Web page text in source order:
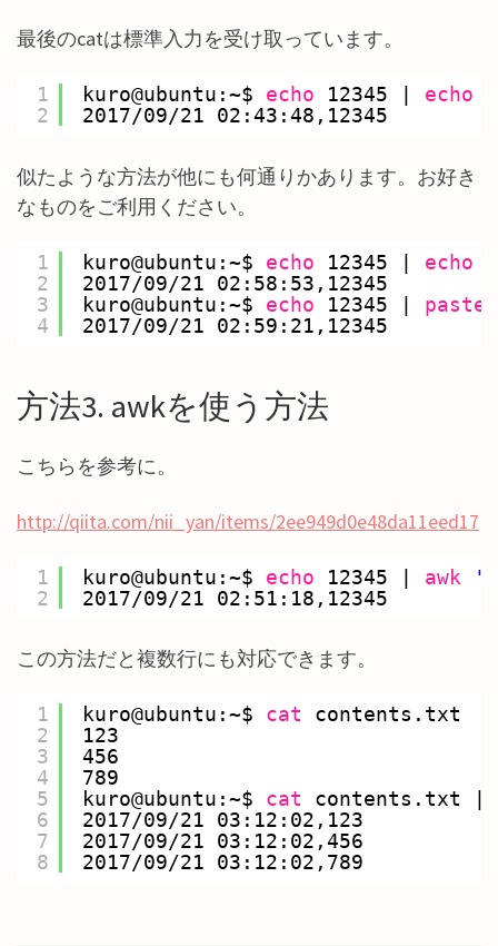
最後のcatは標準入力を受け取っています。
1
2
kuro@ubuntu:~$ echo 12345 | echo
2017/09/21 02:43:48,12345
似たような方法が他にも何通りかあります。お好き
なものをご利用ください。
1
2
3
4
kuro@ubuntu:~$ echo 12345 | echo
2017/09/21
02:58:53,12345
kuro@ubuntu:~$ echo 12345 | paste
2017/09/21 02:59:21,12345
方法3. awkを使う方法
こちらを参考に。
http://qiita.com/nii_yan/items/2ee949d0e48da11eed17
1
2
kuro@ubuntu:~$ echo 12345 | awk
'{
2017/09/21 02:51:18,12345
この方法だと複数行にも対応できます。
1
2
3
4
5
6
7
8
kuro@ubuntu:~$ cat
contents.txt
123
456
789
kuro@ubuntu:~$ cat
contents.txt |
2017/09/21
03:12:02,123
2017/09/21
03:12:02,456
2017/09/21 03:12:02,789